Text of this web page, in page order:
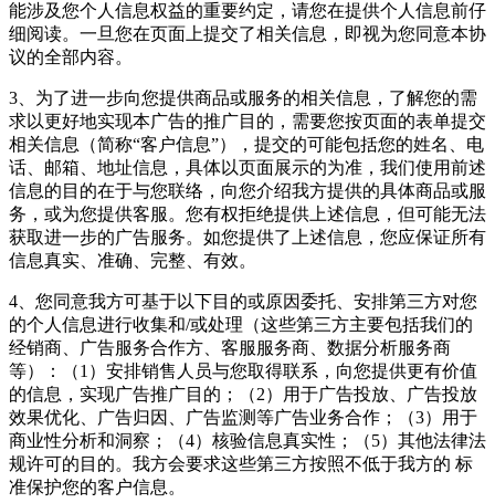
能涉及您个人信息权益的重要约定，请您在提供个人信息前仔
细阅读。一旦您在页面上提交了相关信息，即视为您同意本协
议的全部内容。
3、为了进一步向您提供商品或服务的相关信息，了解您的需
求以更好地实现本广告的推广目的，需要您按页面的表单提交
相关信息（简称“客户信息”），提交的可能包括您的姓名、电
话、邮箱、地址信息，具体以页面展示的为准，我们使用前述
信息的目的在于与您联络，向您介绍我方提供的具体商品或服
务，或为您提供客服。您有权拒绝提供上述信息，但可能无法
获取进一步的广告服务。如您提供了上述信息，您应保证所有
信息真实、准确、完整、有效。
4、您同意我方可基于以下目的或原因委托、安排第三方对您
的个人信息进行收集和/或处理（这些第三方主要包括我们的
经销商、广告服务合作方、客服服务商、数据分析服务商
等）：（1）安排销售人员与您取得联系，向您提供更有价值
的信息，实现广告推广目的；（2）用于广告投放、广告投放
效果优化、广告归因、广告监测等广告业务合作；（3）用于
商业性分析和洞察；（4）核验信息真实性；（5）其他法律法
规许可的目的。我方会要求这些第三方按照不低于我方的 标
准保护您的客户信息。